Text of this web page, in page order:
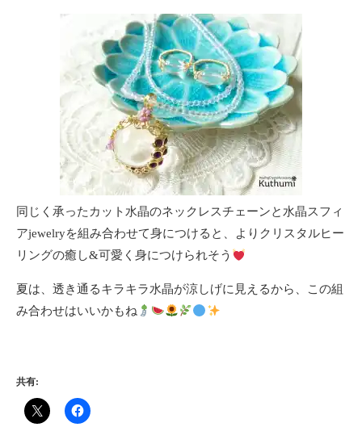
同じく承ったカット水晶のネックレスチェーンと水晶スフィ
アjewelryを組み合わせて身につけると、よりクリスタルヒー
リングの癒し&可愛く身につけられそう
夏は、透き通るキラキラ水晶が涼しげに見えるから、この組
み合わせはいいかもね
共有: